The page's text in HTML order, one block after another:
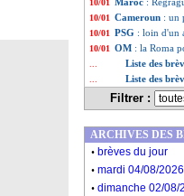
10/01
10/01 Cameroun : un
10/01 PSG : loin d'un
10/01 OM : la Roma
Liste des
Liste des
Filtrer :
ARCHIVES DES
. brèves du jour
. mardi 04/08/2026
. dimanche 02/08/